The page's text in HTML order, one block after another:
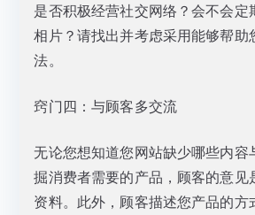
是否积极经营社交网络？会不会定
相片？请找出并考虑采用能够帮助
法。
窍门四：与顾客多交流
无论您想知道您网站缺少哪些内容
掘消费者需要的产品，顾客的意见
资料。此外，顾客描述您产品的方